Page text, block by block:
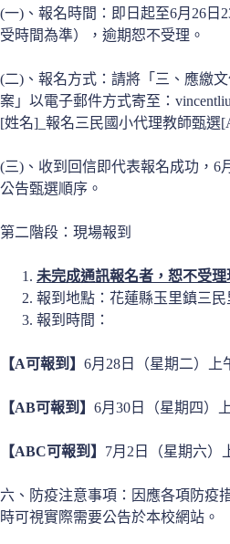
(一)、報名時間：即日起至6月26日
受時間為準），逾期恕不受理。
(二)、報名方式：請將「三、應繳
案」以電子郵件方式寄至：
[姓名]_報名三民國小代理教師甄選
(三)、收到回信即代表報名成功，6
公告甄選順序。
第二階段：現場報到
未完成通訊報名者，恕不受理
報到地點：花蓮縣玉里鎮三民
報到時間：
【A可報到】 6月28日（星期二）上
【AB可報到】 6月30日（星期四）
【ABC可報到】 7月2日（星期六）
六、防疫注意事項：因應各項防疫
時可視實際需要公告於本校網站。